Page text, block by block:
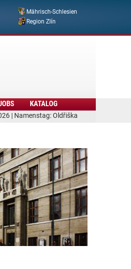
Mährisch-Schlesien
Region Zlín
| Namenstag: Oldřiška
KATALOG